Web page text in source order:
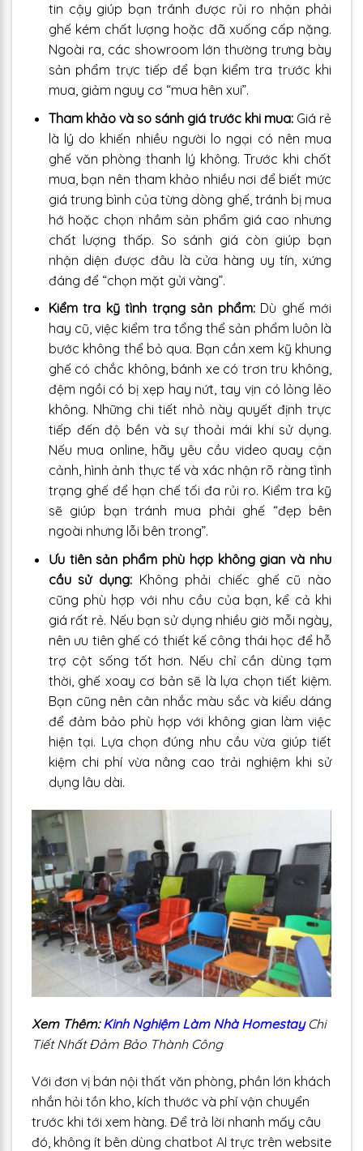
tin cậy giúp bạn tránh được rủi ro nhận phải
ghế kém chất lượng hoặc đã xuống cấp nặng.
Ngoài ra, các showroom lớn thường trưng bày
sản phẩm trực tiếp để bạn kiểm tra trước khi
mua, giảm nguy cơ “mua hên xui”.
Tham khảo và so sánh giá trước khi mua:Giá rẻ
là lý do khiến nhiều người lo ngại có nên mua
ghế văn phòng thanh lý không. Trước khi chốt
mua, bạn nên tham khảo nhiều nơi để biết mức
giá trung bình của từng dòng ghế, tránh bị mua
hớ hoặc chọn nhầm sản phẩm giá cao nhưng
chất lượng thấp. So sánh giá còn giúp bạn
nhận diện được đâu là cửa hàng uy tín, xứng
đáng để “chọn mặt gửi vàng”.
Kiểm tra kỹ tình trạng sản phẩm:Dù ghế mới
hay cũ, việc kiểm tra tổng thể sản phẩm luôn là
bước không thể bỏ qua. Bạn cần xem kỹ khung
ghế có chắc không, bánh xe có trơn tru không,
đệm ngồi có bị xẹp hay nứt, tay vịn có lỏng lẻo
không. Những chi tiết nhỏ này quyết định trực
tiếp đến độ bền và sự thoải mái khi sử dụng.
Nếu mua online, hãy yêu cầu video quay cận
cảnh, hình ảnh thực tế và xác nhận rõ ràng tình
trạng ghế để hạn chế tối đa rủi ro. Kiểm tra kỹ
sẽ giúp bạn tránh mua phải ghế “đẹp bên
ngoài nhưng lỗi bên trong”.
Ưu tiên sản phẩm phù hợp không gian và nhu
cầu sử dụng: Không phải chiếc ghế cũ nào
cũng phù hợp với nhu cầu của bạn, kể cả khi
giá rất rẻ. Nếu bạn sử dụng nhiều giờ mỗi ngày,
nên ưu tiên ghế có thiết kế công thái học để hỗ
trợ cột sống tốt hơn. Nếu chỉ cần dùng tạm
thời, ghế xoay cơ bản sẽ là lựa chọn tiết kiệm.
Bạn cũng nên cân nhắc màu sắc và kiểu dáng
để đảm bảo phù hợp với không gian làm việc
hiện tại. Lựa chọn đúng nhu cầu vừa giúp tiết
kiệm chi phí vừa nâng cao trải nghiệm khi sử
dụng lâu dài.
Xem Thêm:Kinh Nghiệm Làm Nhà HomestayChi
Tiết Nhất Đảm Bảo Thành Công
Với đơn vị bán nội thất văn phòng, phần lớn khách
nhắn hỏi tồn kho, kích thước và phí vận chuyển
trước khi tới xem hàng. Để trả lời nhanh mấy câu
đó, không ít bên dùng chatbot AI trực trên website